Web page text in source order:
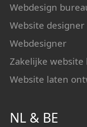
Webdesign
Website designer
Webdesigner
Zakelijke website
Website laten
NL & BE